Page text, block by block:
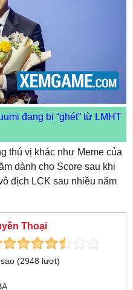
đang bị “ghét” từ LMHT
thú vị khác như Meme của
dành cho Score sau khi
địch LCK sau nhiều năm
Thoại
sao (2948 lượt)